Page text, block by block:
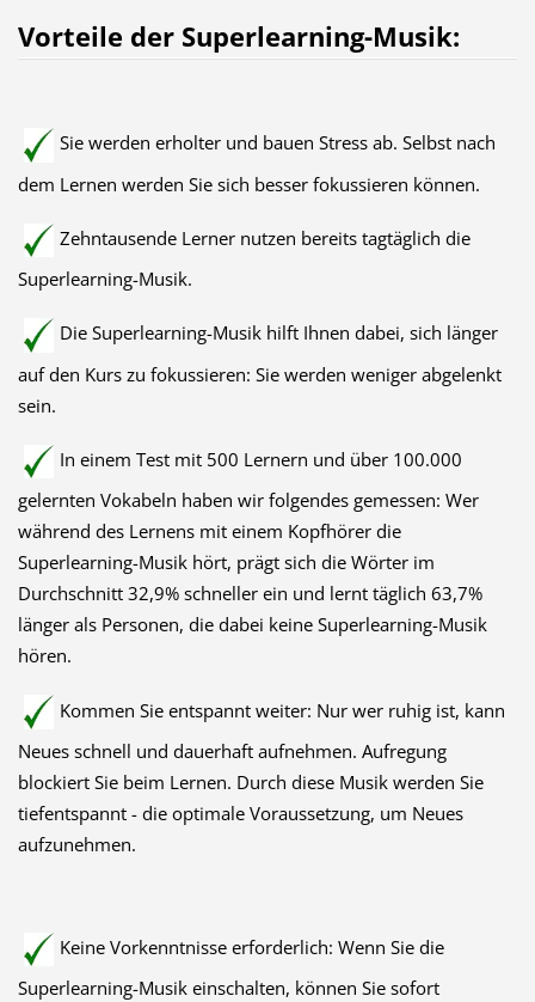
Vorteile der Superlearning-Musik:
Sie werden erholter und bauen Stress ab. Selbst nach
dem Lernen werden Sie sich besser fokussieren können.
Zehntausende Lerner nutzen bereits tagtäglich die
Superlearning-Musik.
Die Superlearning-Musik hilft Ihnen dabei, sich länger
auf den Kurs zu fokussieren: Sie werden weniger abgelenkt
sein.
In einem Test mit 500 Lernern und über 100.000
gelernten Vokabeln haben wir folgendes gemessen: Wer
während des Lernens mit einem Kopfhörer die
Superlearning-Musik hört, prägt sich die Wörter im
Durchschnitt 32,9% schneller ein und lernt täglich 63,7%
länger als Personen, die dabei keine Superlearning-Musik
hören.
Kommen Sie entspannt weiter: Nur wer ruhig ist, kann
Neues schnell und dauerhaft aufnehmen. Aufregung
blockiert Sie beim Lernen. Durch diese Musik werden Sie
tiefentspannt - die optimale Voraussetzung, um Neues
aufzunehmen.
Keine Vorkenntnisse erforderlich: Wenn Sie die
Superlearning-Musik einschalten, können Sie sofort